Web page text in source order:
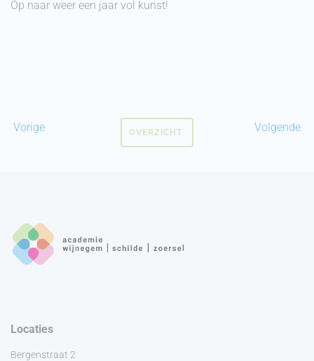
Op naar weer een jaar vol kunst!
Vorige Volgende
OVERZICHT
Locaties
Bergenstraat 2